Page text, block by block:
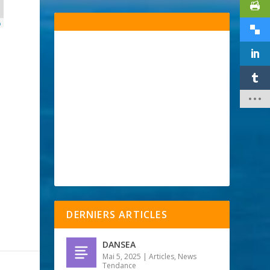
DERNIERS ARTICLES
DANSEA
Mai 5, 2025 |Articles, News
Tendance